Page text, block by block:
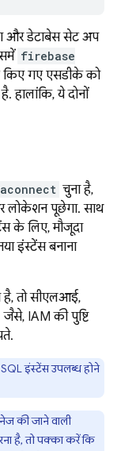
और डेटाबेस सेट अप
firebase
किए गए एसडीके को
हालांकि, ये दोनों
चुना है,
लोकेशन पूछेगा. साथ
के लिए, मौजूदा
इंस्टेंस बनाना
है, तो सीएलआई,
IAM की पुष्टि
इंस्टेंस उपलब्ध होने
की जाने वाली
है, तो पक्का करें कि